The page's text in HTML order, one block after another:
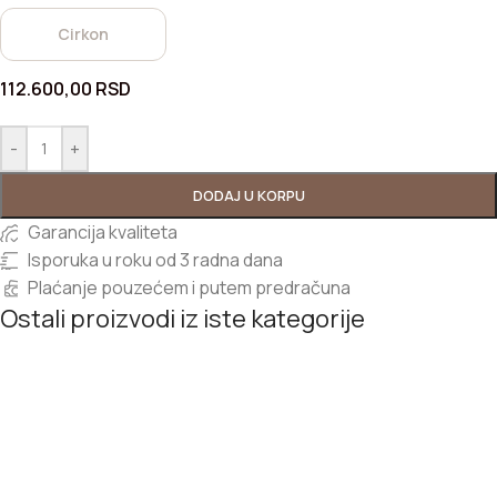
Cirkon
112.600,00 RSD
- +
DODAJ U KORPU
Garancija kvaliteta
Isporuka u roku od 3 radna dana
Plaćanje pouzećem i putem predračuna
Ostali proizvodi iz iste kategorije